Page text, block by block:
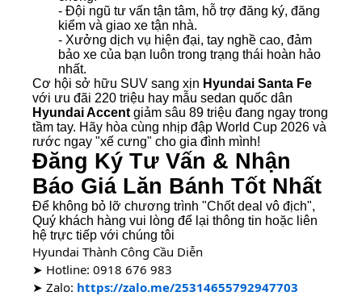
- Đội ngũ tư vấn tận tâm, hỗ trợ đăng ký, đăng
kiểm và giao xe tận nhà.
- Xưởng dịch vụ hiện đại, tay nghề cao, đảm
bảo xe của bạn luôn trong trạng thái hoàn hảo
nhất.
Cơ hội sở hữu SUV sang xịn Hyundai Santa Fe
với ưu đãi 220 triệu hay mẫu sedan quốc dân
Hyundai Accent giảm sâu 89 triệu đang ngay trong
tầm tay. Hãy hòa cùng nhịp đập World Cup 2026 và
rước ngay "xế cưng" cho gia đình mình!
Đăng Ký Tư Vấn & Nhận
Báo Giá Lăn Bánh Tốt Nhất
Để không bỏ lỡ chương trình "Chốt deal vô địch",
Quý khách hàng vui lòng để lại thông tin hoặc liên
hệ trực tiếp với chúng tôi
Hyundai Thành Công Cầu Diễn
➤ Hotline: 0918 676 983
➤ Zalo: https://zalo.me/25314655792947703